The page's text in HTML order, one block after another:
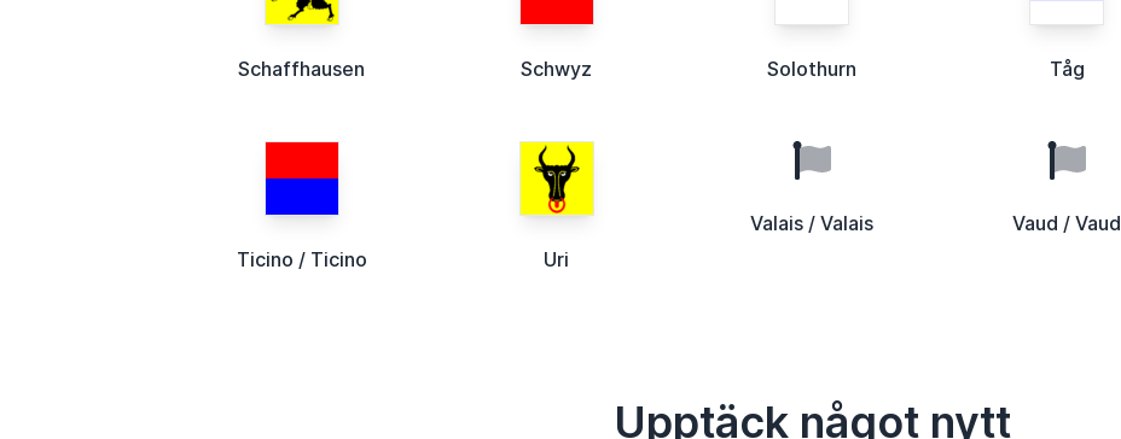
Schaffhausen Schwyz Solothurn Tåg
Ticino / Ticino Uri
Valais / Valais
Vaud / Vaud
Upptäck något nytt